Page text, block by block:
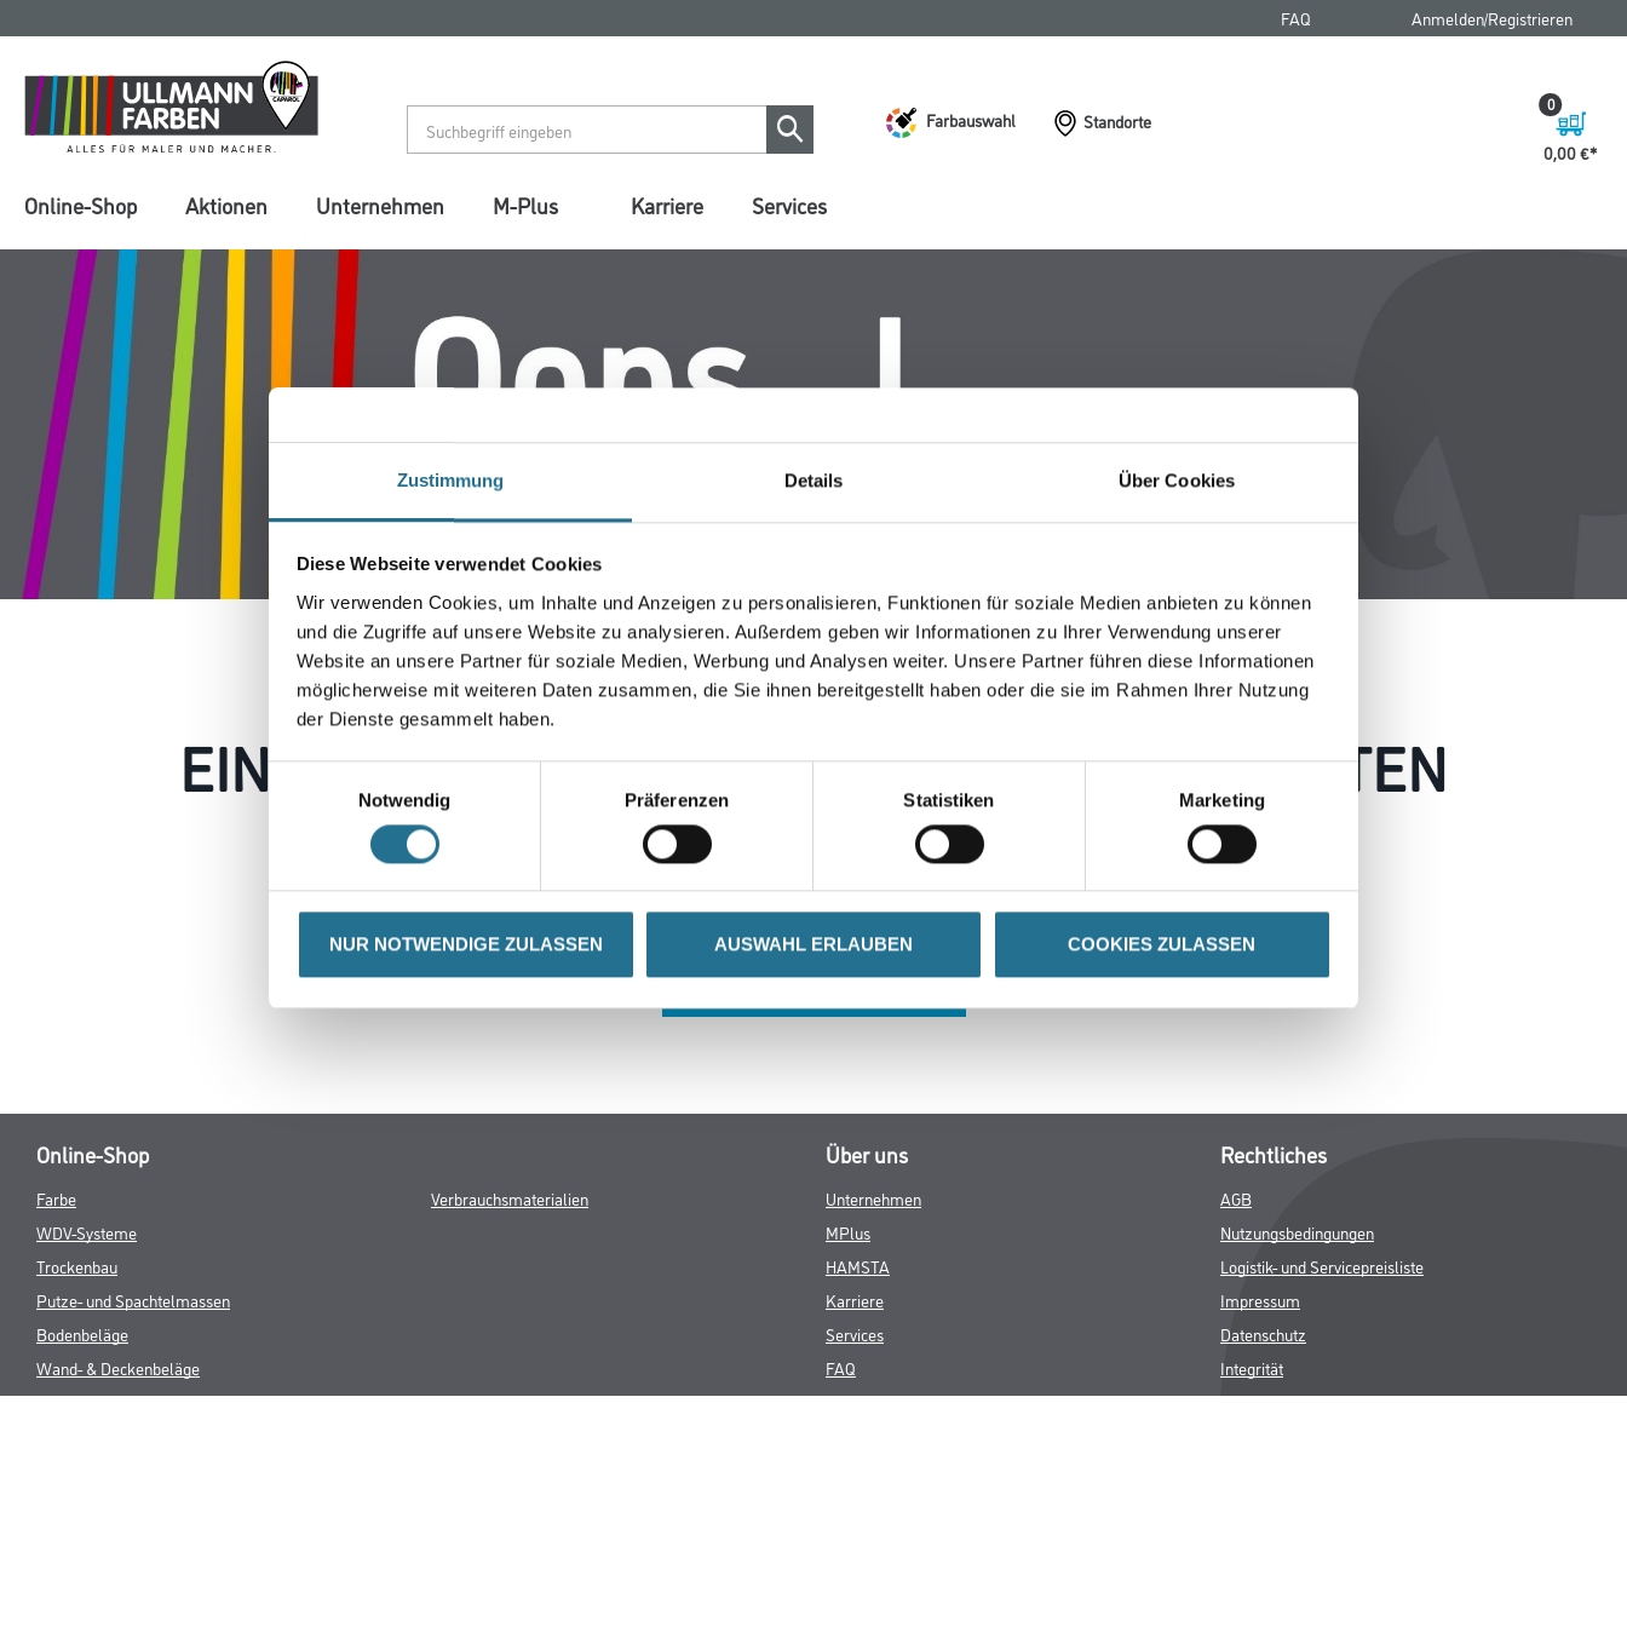
Zustimmung Details Über Cookies
Diese Webseite verwendet Cookies
Wir verwenden Cookies, um Inhalte und Anzeigen zu personalisieren, Funktionen für soziale Medien anbieten zu können
und die Zugriffe auf unsere Website zu analysieren. Außerdem geben wir Informationen zu Ihrer Verwendung unserer
Website an unsere Partner für soziale Medien, Werbung und Analysen weiter. Unsere Partner führen diese Informationen
möglicherweise mit weiteren Daten zusammen, die Sie ihnen bereitgestellt haben oder die sie im Rahmen Ihrer Nutzung
der Dienste gesammelt haben.
Notwendig
Präferenzen Statistiken Marketing
NUR NOTWENDIGE ZULASSEN AUSWAHL ERLAUBEN COOKIES ZULASSEN
springen
springen
FAQ Anmelden/Registrieren
Farbauswahl
Standorte
0,00 €
0
Online-Shop Aktionen Unternehmen M-Plus Karriere Services
EIN KLEINER ZWISCHENFALL IST AUFGETRETEN
Keine Sorge, wir pinseln schon an der Lösung und werden das Problem so schnell wie möglich beheben.
Erkunden Sie in der Zwischenzeit unseren Online-Shop und lassen Sie sich inspirieren.
Online-Shop
Farbe
WDV-Systeme
Trockenbau
Putze- und Spachtelmassen
Bodenbeläge
Wand- & Deckenbeläge
Werkzeug & Maschinen
Verbrauchsmaterialien
Über uns
Unternehmen
MPlus
HAMSTA
Karriere
Services
FAQ
Rechtliches
AGB
Nutzungsbedingungen
Logistik- und Servicepreisliste
Impressum
Datenschutz
Integrität
Kontakt